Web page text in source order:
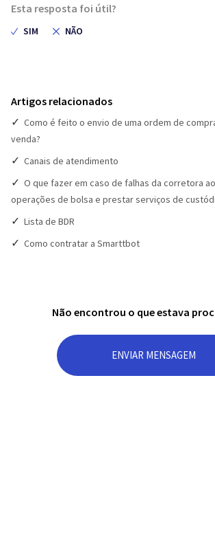
Esta resposta foi útil?
Artigos relacionados
Como é feito o envio de uma ordem de
venda?
Canais de atendimento
O que fazer em caso de falhas da corretora
operações de bolsa e prestar serviços de
Lista de BDR
Como contratar a Smarttbot
Não encontrou o que estava
ENVIAR MENSAGEM